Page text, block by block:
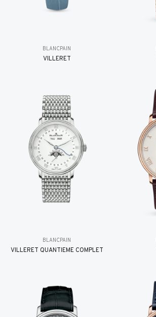
BLANCPAIN
VILLERET
BLANCPAIN
VILLERET QUANTIÈME COMPLET